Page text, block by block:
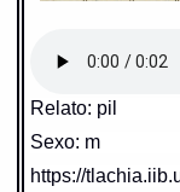
Relato: pil
Sexo: m
https://